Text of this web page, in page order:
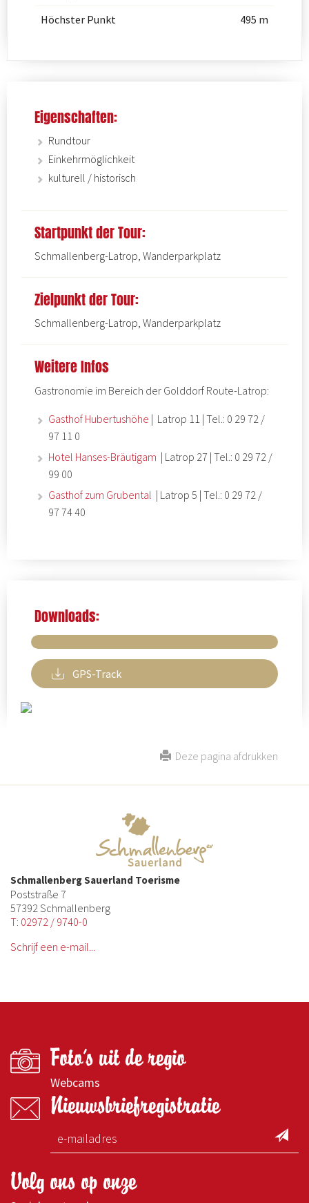
Höchster Punkt
495 m
Eigenschaften:
Rundtour
Einkehrmöglichkeit
kulturell / historisch
Startpunkt der Tour:
Schmallenberg-Latrop, Wanderparkplatz
Zielpunkt der Tour:
Schmallenberg-Latrop, Wanderparkplatz
Weitere Infos
Gastronomie im Bereich der Golddorf Route-Latrop:
Gasthof Hubertushöhe | Latrop 11 | Tel.: 0 29 72 /
97 11 0
Hotel Hanses-Bräutigam | Latrop 27 | Tel.: 0 29 72 /
99 00
Gasthof zum Grubental | Latrop 5 | Tel.: 0 29 72 /
97 74 40
Downloads:
GPS-Track
Deze pagina afdrukken
Schmallenberg Sauerland Toerisme
Poststraße 7
57392 Schmallenberg
T: 02972 / 9740-0
Schrijf een e-mail...
Foto's uit de regio
Webcams
Nieuwsbriefregistratie
Volg ons op onze